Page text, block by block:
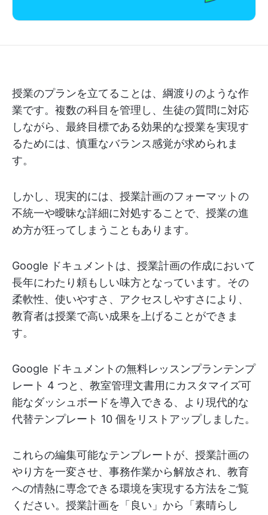
授業のプランを立てることは、綱渡りのような作
業です。複数の科目を管理し、生徒の質問に対応
しながら、最終目標である効果的な授業を実現す
るためには、慎重なバランス感覚が求められま
す。
しかし、現実的には、授業計画のフォーマットの
不統一や曖昧な詳細に対処することで、授業の進
め方が狂ってしまうこともあります。
Google ドキュメントは、授業計画の作成において
長年にわたり頼もしい味方となっています。その
柔軟性、使いやすさ、アクセスしやすさにより、
教育者は授業で高い成果を上げることができま
す。
Google ドキュメントの無料レッスンプランテンプ
レート 4 つと、教室管理文書用にカスタマイズ可
能なダッシュボードを導入できる、より現代的な
代替テンプレート 10 個をリストアップしました。
これらの編集可能なテンプレートが、授業計画の
やり方を一変させ、事務作業から解放され、教育
への情熱に専念できる環境を実現する方法をご覧
ください。授業計画を「良い」から「素晴らし